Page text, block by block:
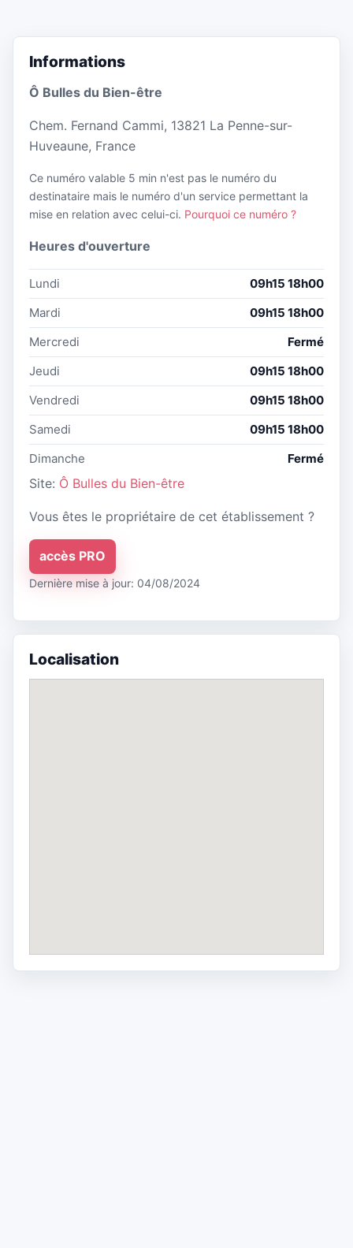
Informations
Ô Bulles du Bien-être
Chem. Fernand Cammi, 13821 La Penne-sur-
Huveaune, France
Ce numéro valable 5 min n'est pas le numéro du
destinataire mais le numéro d'un service permettant la
mise en relation avec celui-ci. Pourquoi ce numéro ?
Heures d'ouverture
Lundi
09h15 18h00
Mardi
09h15 18h00
Mercredi
Fermé
Jeudi
09h15 18h00
Vendredi
09h15 18h00
Samedi
09h15 18h00
Dimanche
Fermé
Site: Ô Bulles du Bien-être
Vous êtes le propriétaire de cet établissement ?
accès PRO
Dernière mise à jour: 04/08/2024
Localisation